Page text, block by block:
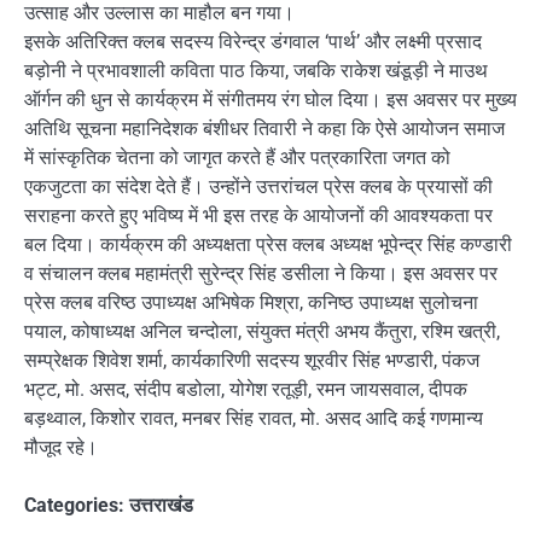
उत्साह और उल्लास का माहौल बन गया।
इसके अतिरिक्त क्लब सदस्य विरेन्द्र डंगवाल ‘पार्थ’ और लक्ष्मी प्रसाद
बड़ोनी ने प्रभावशाली कविता पाठ किया, जबकि राकेश खंडूड़ी ने माउथ
ऑर्गन की धुन से कार्यक्रम में संगीतमय रंग घोल दिया। इस अवसर पर मुख्य
अतिथि सूचना महानिदेशक बंशीधर तिवारी ने कहा कि ऐसे आयोजन समाज
में सांस्कृतिक चेतना को जागृत करते हैं और पत्रकारिता जगत को
एकजुटता का संदेश देते हैं। उन्होंने उत्तरांचल प्रेस क्लब के प्रयासों की
सराहना करते हुए भविष्य में भी इस तरह के आयोजनों की आवश्यकता पर
बल दिया। कार्यक्रम की अध्यक्षता प्रेस क्लब अध्यक्ष भूपेन्द्र सिंह कण्डारी
व संचालन क्लब महामंत्री सुरेन्द्र सिंह डसीला ने किया। इस अवसर पर
प्रेस क्लब वरिष्ठ उपाध्यक्ष अभिषेक मिश्रा, कनिष्ठ उपाध्यक्ष सुलोचना
पयाल, कोषाध्यक्ष अनिल चन्दोला, संयुक्त मंत्री अभय कैंतुरा, रश्मि खत्री,
सम्प्रेक्षक शिवेश शर्मा, कार्यकारिणी सदस्य शूरवीर सिंह भण्डारी, पंकज
भट्ट, मो. असद, संदीप बडोला, योगेश रतूड़ी, रमन जायसवाल, दीपक
बड़थ्वाल, किशोर रावत, मनबर सिंह रावत, मो. असद आदि कई गणमान्य
मौजूद रहे।
Categories:उत्तराखंड